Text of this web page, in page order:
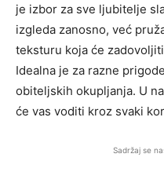
je izbor za sve ljubitelje
izgleda zanosno, već
teksturu koja će
Idealna je za razne
obiteljskih okupljanja. U
će vas voditi kroz svaki
Sadržaj se